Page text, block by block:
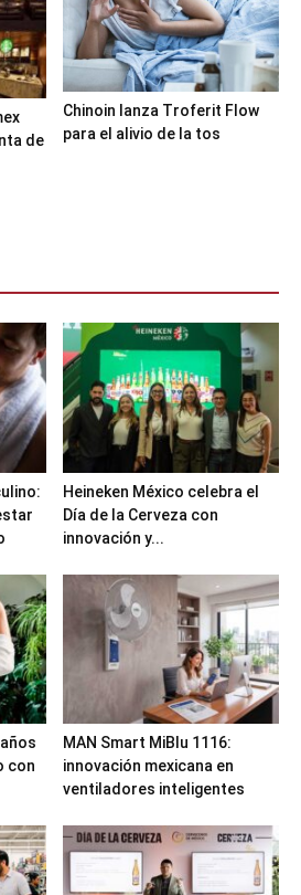
de
Chinoin lanza Troferit Flow
para el alivio de la tos
Heineken México celebra el
Día de la Cerveza con
innovación y...
con
MAN Smart MiBlu 1116:
innovación mexicana en
ventiladores inteligentes